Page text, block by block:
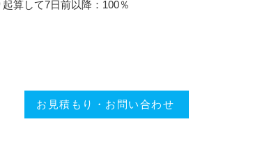
算して7日前以降：100％
お見積もり・お問い合わせ